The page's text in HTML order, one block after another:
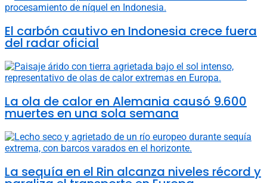
El carbón cautivo en Indonesia crece fuera
del radar oficial
La ola de calor en Alemania causó 9.600
muertes en una sola semana
La sequía en el Rin alcanza niveles récord y